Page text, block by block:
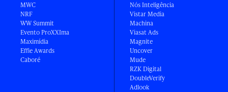
MWC
NRF
WW Summit
Evento ProXXIma
Maximídia
Effie Awards
Caboré
Nós Inteligência
Vistar Media
Machina
Viasat Ads
Magnite
Uncover
Mude
RZK Digital
DoubleVerify
Adlook